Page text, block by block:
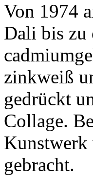
Von 1974
Dali bis zu
zinkweiß
gedrückt
Collage.
Kunstwerk
gebracht.